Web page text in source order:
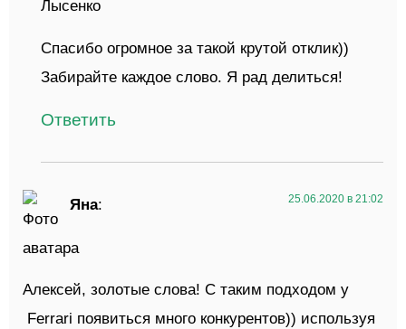
Спасибо огромное за такой крутой отклик))
Забирайте каждое слово. Я рад делиться!
Ответить
Яна: 25.06.2020 в 21:02
Алексей, золотые слова! С таким подходом у
Ferrari появиться много конкурентов)) используя